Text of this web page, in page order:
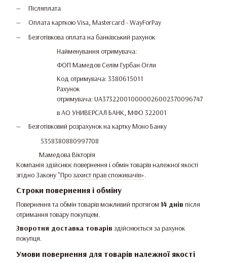
Післяплата
Оплата карткою Visa, Mastercard - WayForPay
Безготівкова оплата на банківський рахунок
Найменування отримувача:
ФОП Мамедов Селім Гурбан Огли
Код отримувача: 3380615011
Рахунок
отримувача: UA373220010000026002370096747
в АО УНИВЕРСАЛ БАНК, МФО 322001
Безготівковий розрахунок на картку Моно Банку
5358380880997708
Мамедова Вікторія
Компанія здійснює повернення і обмін товарів належної якості
згідно Закону "Про захист прав споживачів».
Строки повернення і обміну
Повернення та обмін товарів можливий протягом 14 днів після
отримання товару покупцем.
Зворотня доставка товарів здійснюється за рахунок
покупця.
Умови повернення для товарів належної якості